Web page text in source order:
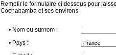
Remplir le formulaire ci dessous pour
Cochabamba et ses environs
• Nom ou surnom :
• Pays :